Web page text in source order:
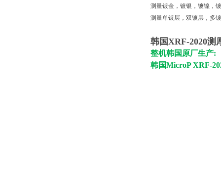
测量镀金，镀银，镀镍，
测量单镀层，双镀层，多
韩国XRF-2020测
整机韩国原厂生产:
韩国MicroP XRF-